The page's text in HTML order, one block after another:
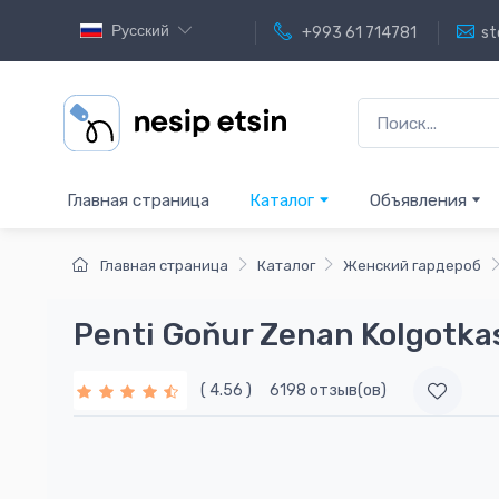
Русский +993 61 714781
Главная страница Каталог Объявления
Главная страница Каталог Женский гардероб
Penti Goňur Zenan
( 4.56 ) 6198 отзыв(ов)